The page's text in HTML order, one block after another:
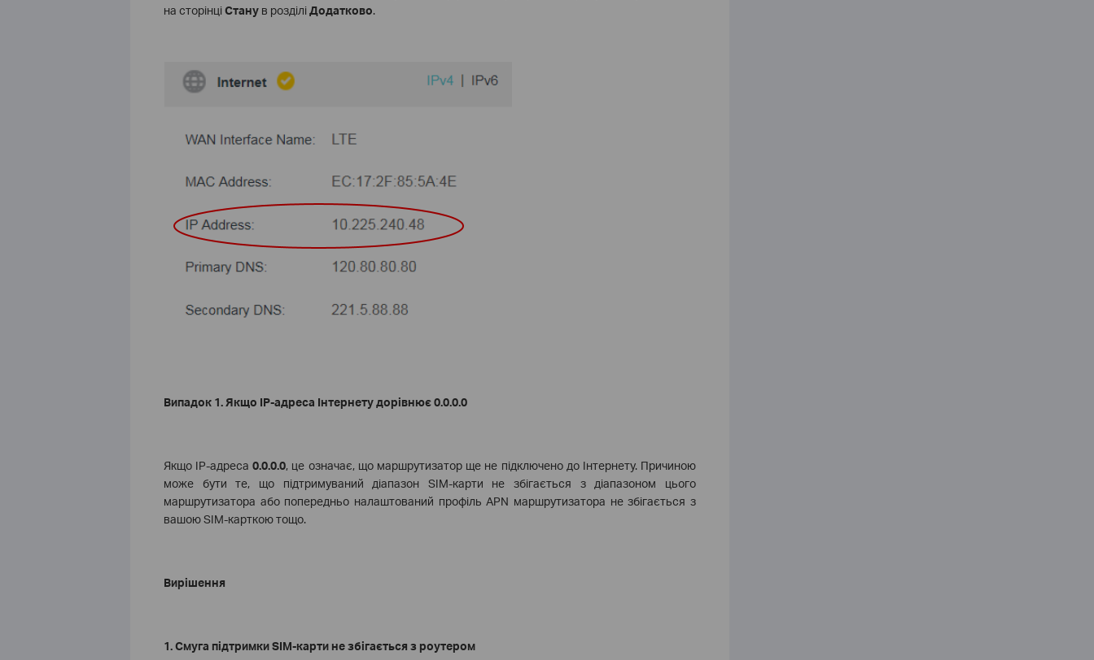
на сторінціCтанув розділіДодатково.
Випадок 1. Якщо IP-адреса Інтернету дорівнює 0.0.0.0
Якщо IP-адреса0.0.0.0, це означає, що маршрутизатор ще не підключено до Інтернету. Причиною
може бути те, що підтримуваний діапазон SIM-карти не збігається з діапазоном цього
маршрутизатора або попередньо налаштований профіль APN маршрутизатора не збігається з
вашою SIM-карткою тощо.
Вирішення
1.Смуга підтримки SIM-карти не збігається з роутером